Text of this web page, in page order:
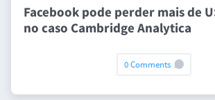
Facebook pode perder mais de
no caso Cambridge Analytica
0 Comments